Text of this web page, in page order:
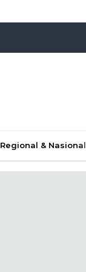
Regional & Nasional